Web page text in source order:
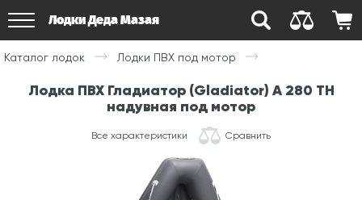
Лодки Деда Мазая
Каталог лодок Лодки ПВХ под мотор
Лодка ПВХ Гладиатор (Gladiator) A 280 ТН
надувная под мотор
Все характеристики Сравнить